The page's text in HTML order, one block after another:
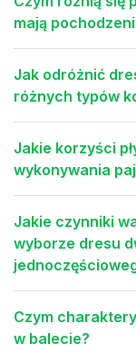
mają
Jak odróżnić
różnych typów
Jakie korzyści
wykonywania
Jakie czynniki
wyborze dresu
Czym
w balecie?